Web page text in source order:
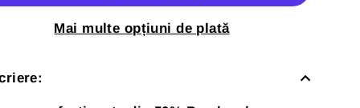
Mai multe opțiuni de plată